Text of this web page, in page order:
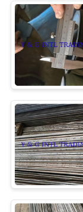
い
ュ
ー
ス
場
合
U